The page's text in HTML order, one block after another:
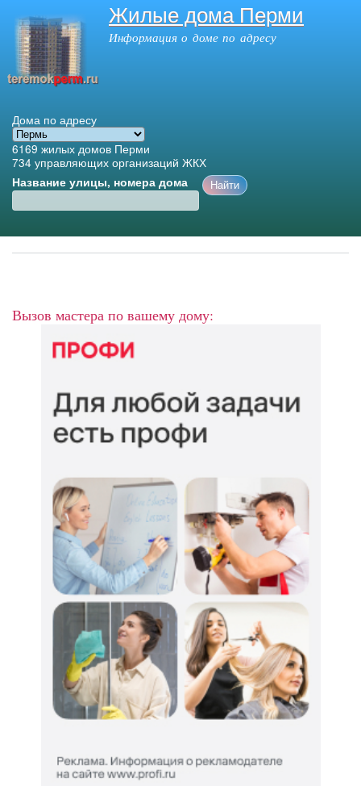
Перейти к
основному
Жилые дома Перми
Информация о доме по адресу
Дома по адресу
6169 жилых домов Перми
734 управляющих организаций ЖКХ
Название улицы, номера дома
Главное меню
Вызов мастера по вашему дому: